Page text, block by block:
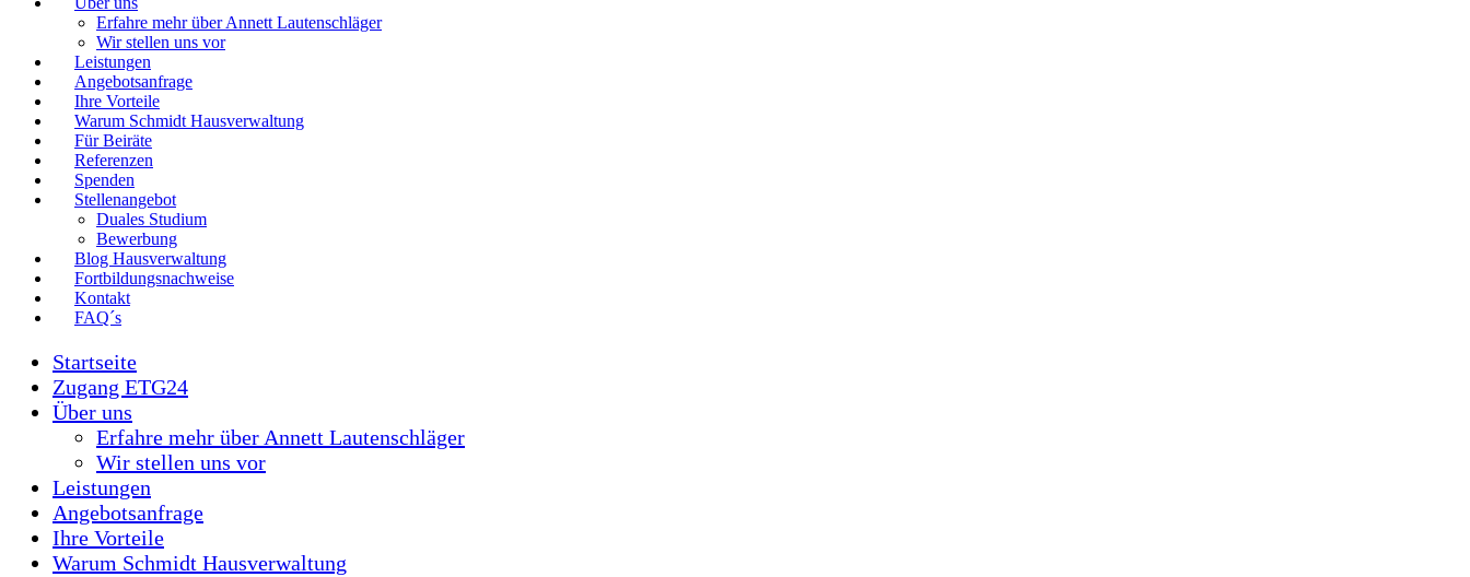
Erfahre mehr über Annett Lautenschläger
Wir stellen uns vor
Leistungen
Angebotsanfrage
Ihre Vorteile
Warum Schmidt Hausverwaltung
Für Beiräte
Referenzen
Spenden
Stellenangebot
Duales Studium
Bewerbung
Blog Hausverwaltung
Fortbildungsnachweise
Kontakt
FAQ´s
Startseite
Zugang ETG24
Über uns
Erfahre mehr über Annett Lautenschläger
Wir stellen uns vor
Leistungen
Angebotsanfrage
Ihre Vorteile
Warum Schmidt Hausverwaltung